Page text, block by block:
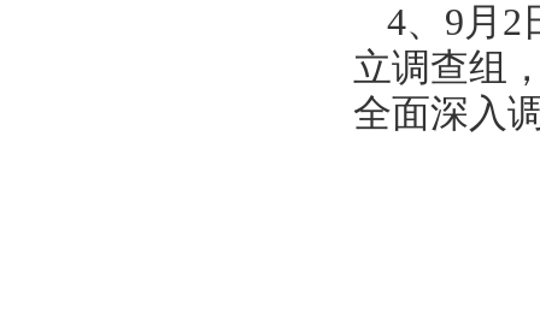
4、9月2
立调查组
全面深入